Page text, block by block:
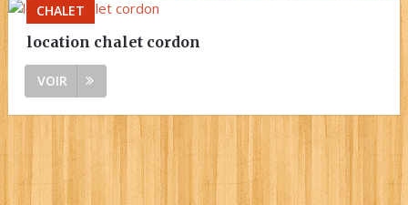
CHALET
location chalet cordon
VOIR